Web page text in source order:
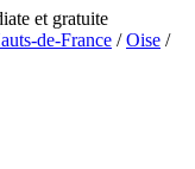
et gratuite
de-France /Oise /